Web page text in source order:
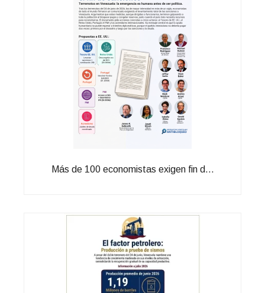
Más de 100 economistas exigen fin d...